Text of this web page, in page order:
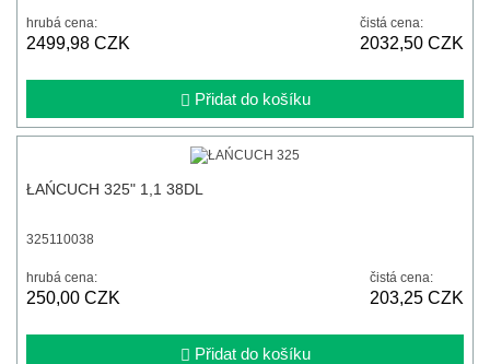
hrubá cena:
2499,98 CZK
čistá cena:
2032,50 CZK
Přidat do košíku
ŁAŃCUCH 325" 1,1 38DL
325110038
hrubá cena:
250,00 CZK
čistá cena:
203,25 CZK
Přidat do košíku